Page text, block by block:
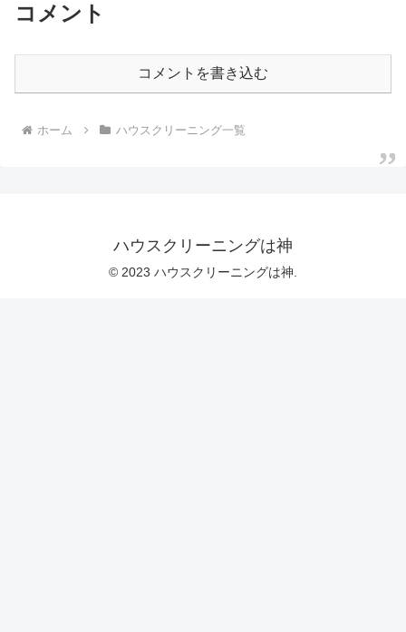
コメント
コメントを書き込む
ホーム ハウスクリーニング一覧
ハウスクリーニングは神
© 2023 ハウスクリーニングは神.